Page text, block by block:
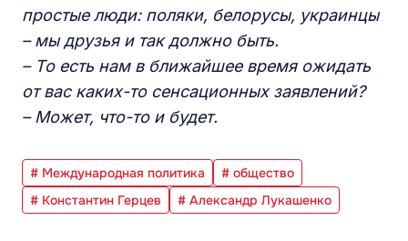
простые люди: поляки, белорусы, украинцы
– мы друзья и так должно быть.
– То есть нам в ближайшее время ожидать
от вас каких-то сенсационных заявлений?
– Может, что-то и будет.
# Международная политика
# общество
# Константин Герцев
# Александр Лукашенко